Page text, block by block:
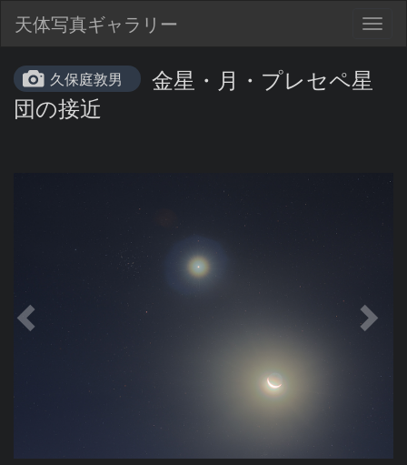
天体写真ギャラリー
久保庭敦男
金星・月・プレセペ星
団の接近